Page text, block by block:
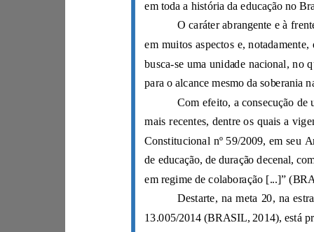
em regime de colaboração